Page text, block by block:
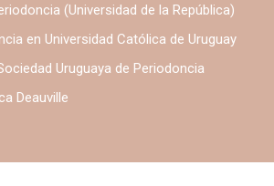
(Universidad de la República)
en Universidad Católica de Uruguay
Uruguaya de Periodoncia
Deauville